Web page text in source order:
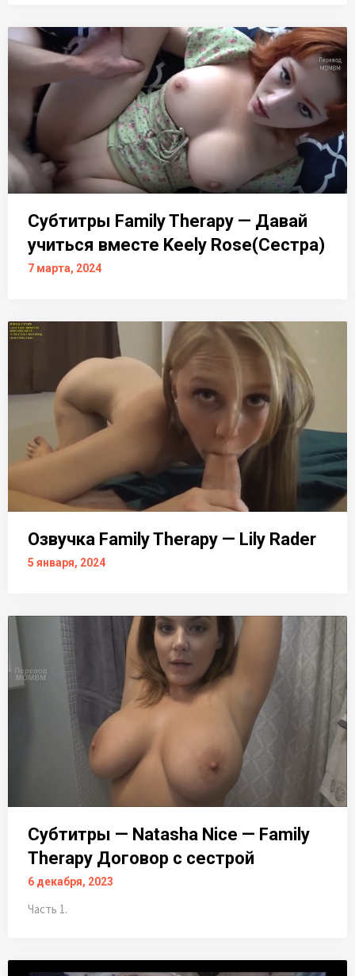
Субтитры Family Therapy — Давай
учиться вместе Keely Rose(Сестра)
7 марта, 2024
Озвучка Family Therapy — Lily Rader
5 января, 2024
Субтитры — Natasha Nice — Family
Therapy Договор с сестрой
6 декабря, 2023
Часть 1.